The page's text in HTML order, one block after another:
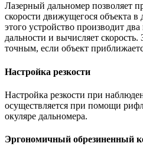
Лазерный дальномер позволяет
скорости движущегося объекта
этого устройство производит
дальности и вычисляет скорость.
точным, если объект
Настройка резкости
Настройка резкости при
осуществляется при помощи
окуляре дальномера.
Эргономичный обрезиненный